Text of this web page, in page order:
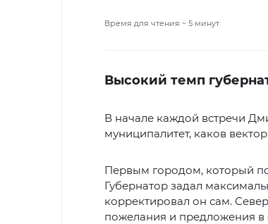
Время для чтения ~ 5 минут
Высокий темп
В начале каждой встречи
муниципалитет, каков
Первым городом, который
Губернатор задал
корректировал он сам.
пожелания и предложения в